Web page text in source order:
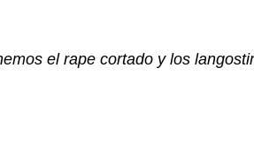
el rape cortado y los